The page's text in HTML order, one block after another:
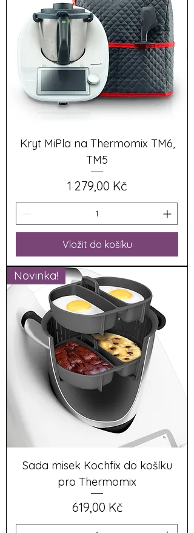
Kryt MiPla na Thermomix TM6,
TM5
Cena
1 279,00 Kč
Vložit do košíku
Novinka!
Sada misek Kochfix do košíku
pro Thermomix
Cena
619,00 Kč